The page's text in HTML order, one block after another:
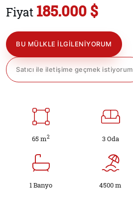
Fiyat 185.000 $
BU MÜLKLE ILGILENIYORUM
Satıcı ile iletişime geçmek istiyorum
65 m2 3 Oda
1 Banyo 4500 m